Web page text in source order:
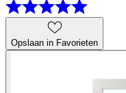
Opslaan in Favorieten